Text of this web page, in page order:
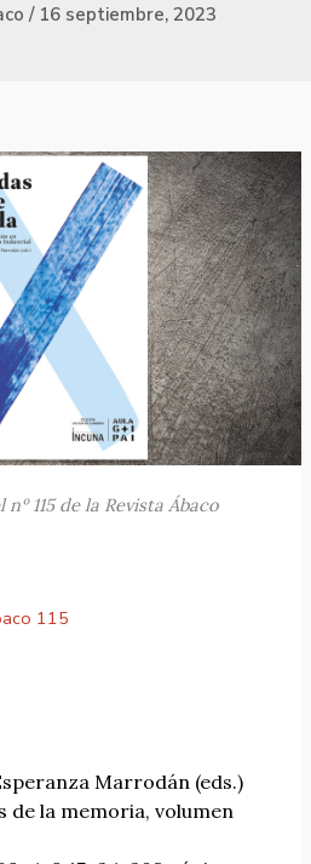
/ 16 septiembre, 2023
115 de la Revista Ábaco
115
Marrodán (eds.)
de la memoria, volumen